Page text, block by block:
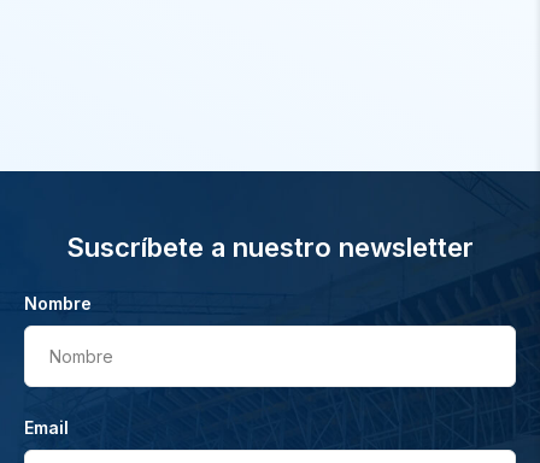
Suscríbete a nuestro newsletter
Nombre
Nombre
Email